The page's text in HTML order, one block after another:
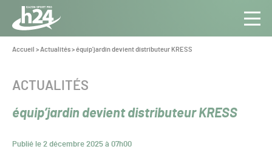
Panneau de gestion des cookies
Aller au contenu
Toute
l’info
Pro
Vous
Accueil >Actualités>équip’jardin devient distributeur KRESS
équip’jardin devient distributeur KRESS
Publié le 2 décembre 2025 à 07h00
CATÉGORIE :
ACTUALITÉS